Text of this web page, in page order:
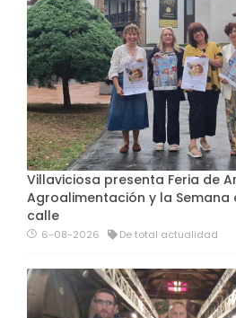
Villaviciosa presenta Feria de
Agroalimentación y la Semana
calle
6-08-2026 De total actualidad